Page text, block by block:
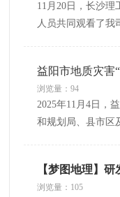
11月20日，长沙
人员共同观看了
益阳市地质灾害
浏览量：94
2025年11月4日，
和规划局、县市区
【梦图地理】
浏览量：105